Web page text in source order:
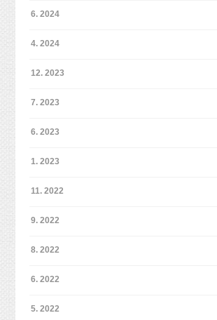
6. 2024
4. 2024
12. 2023
7. 2023
6. 2023
1. 2023
11. 2022
9. 2022
8. 2022
6. 2022
5. 2022